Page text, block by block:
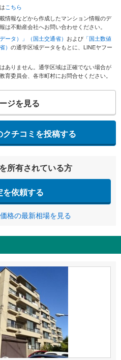
こちら
情報などから作成したマンション情報のデ
不動産会社へお問い合わせください。
ータ）」（国土交通省） および 「国土数値
） の通学区域データをもとに、LINEヤフー
ありません。通学区域は正確でない場合が
委員会、各市町村にお問合せください。
ジを見る
チコミを投稿する
所有されている方
を依頼する
格の最新相場を見る